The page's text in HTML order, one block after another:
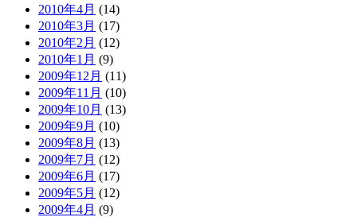
2010年4月 (14)
2010年3月 (17)
2010年2月 (12)
2010年1月 (9)
2009年12月 (11)
2009年11月 (10)
2009年10月 (13)
2009年9月 (10)
2009年8月 (13)
2009年7月 (12)
2009年6月 (17)
2009年5月 (12)
2009年4月 (9)